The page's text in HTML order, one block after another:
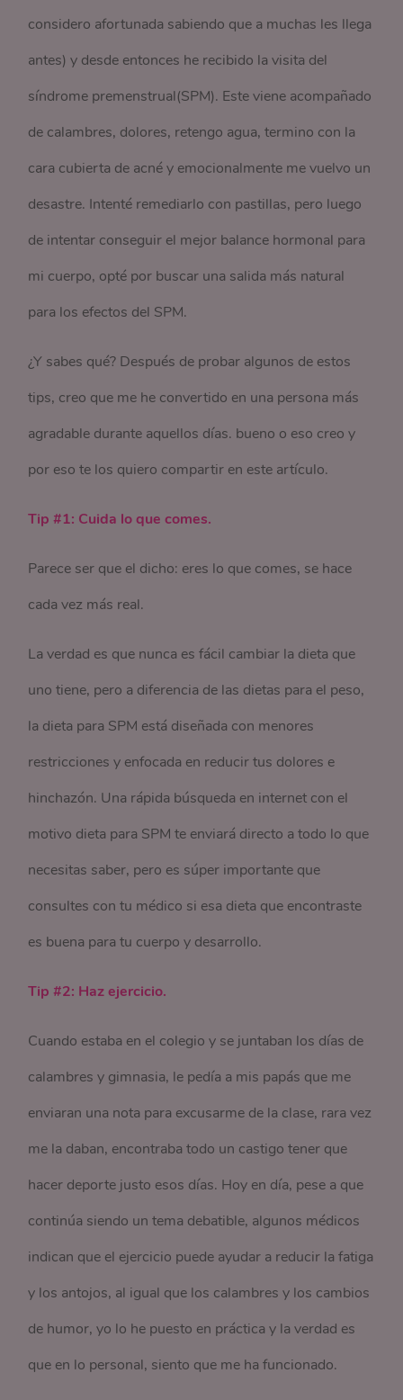
considero afortunada sabiendo que a muchas les llega
antes) y desde entonces he recibido la visita del
síndrome premenstrual(SPM). Este viene acompañado
de calambres, dolores, retengo agua, termino con la
cara cubierta de acné y emocionalmente me vuelvo un
desastre. Intenté remediarlo con pastillas, pero luego
de intentar conseguir el mejor balance hormonal para
mi cuerpo, opté por buscar una salida más natural
para los efectos del SPM.
¿Y sabes qué? Después de probar algunos de estos
tips, creo que me he convertido en una persona más
agradable durante aquellos días. bueno o eso creo y
por eso te los quiero compartir en este artículo.
Tip #1: Cuida lo que comes.
Parece ser que el dicho: eres lo que comes, se hace
cada vez más real.
La verdad es que nunca es fácil cambiar la dieta que
uno tiene, pero a diferencia de las dietas para el peso,
la dieta para SPM está diseñada con menores
restricciones y enfocada en reducir tus dolores e
hinchazón. Una rápida búsqueda en internet con el
motivo dieta para SPM te enviará directo a todo lo que
necesitas saber, pero es súper importante que
consultes con tu médico si esa dieta que encontraste
es buena para tu cuerpo y desarrollo.
Tip #2: Haz ejercicio.
Cuando estaba en el colegio y se juntaban los días de
calambres y gimnasia, le pedía a mis papás que me
enviaran una nota para excusarme de la clase, rara vez
me la daban, encontraba todo un castigo tener que
hacer deporte justo esos días. Hoy en día, pese a que
continúa siendo un tema debatible, algunos médicos
indican que el ejercicio puede ayudar a reducir la fatiga
y los antojos, al igual que los calambres y los cambios
de humor, yo lo he puesto en práctica y la verdad es
que en lo personal, siento que me ha funcionado.